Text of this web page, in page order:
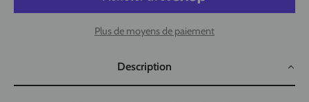
Plus de moyens de paiement
Description